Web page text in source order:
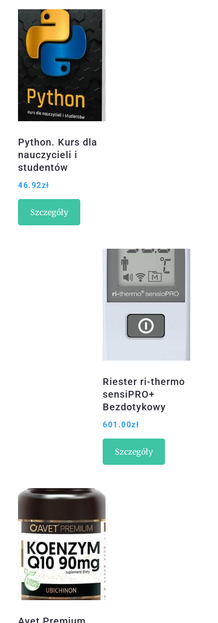
Python. Kurs dla
nauczycieli i
studentów
46.92zł
Szczegóły
Riester ri-thermo
sensiPRO+
Bezdotykowy
termometr na
601.00zł
Szczegóły